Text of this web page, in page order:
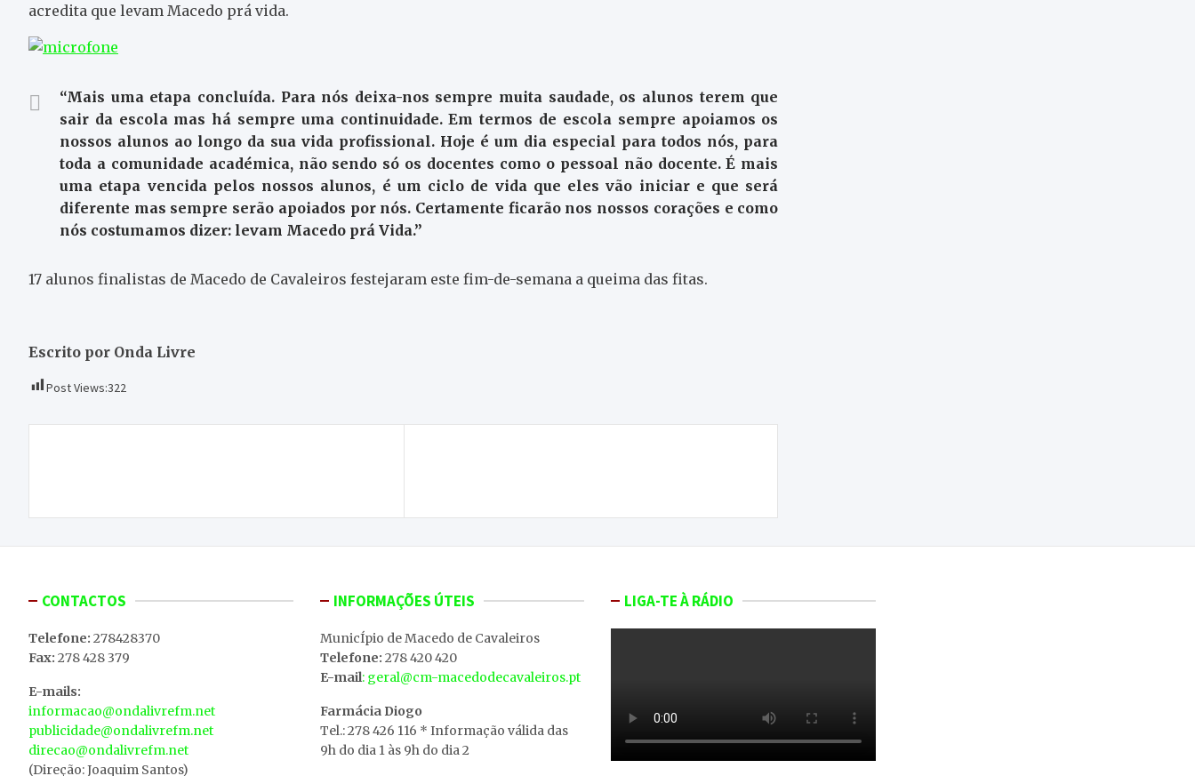
acredita que levam Macedo prá vida.
“Mais uma etapa concluída. Para nós deixa-nos sempre muita saudade, os alunos terem que
sair da escola mas há sempre uma continuidade. Em termos de escola sempre apoiamos os
nossos alunos ao longo da sua vida profissional. Hoje é um dia especial para todos nós, para
toda a comunidade académica, não sendo só os docentes como o pessoal não docente. É mais
uma etapa vencida pelos nossos alunos, é um ciclo de vida que eles vão iniciar e que será
diferente mas sempre serão apoiados por nós. Certamente ficarão nos nossos corações e como
nós costumamos dizer: levam Macedo prá Vida.”
17 alunos finalistas de Macedo de Cavaleiros festejaram este fim-de-semana a queima das fitas.
Escrito por Onda Livre
Post Views:322
artigos
CONTACTOS
Telefone: 278428370
Fax: 278 428 379
E-mails:
informacao@ondalivrefm.net
publicidade@ondalivrefm.net
direcao@ondalivrefm.net
(Direção: Joaquim Santos)
INFORMAÇÕES ÚTEIS
MunicÍpio de Macedo de Cavaleiros
Telefone: 278 420 420
E-mail: geral@cm-macedodecavaleiros.pt
Farmácia Diogo
Tel.: 278 426 116 * Informação válida das
9h do dia 1 às 9h do dia 2
LIGA-TE À RÁDIO